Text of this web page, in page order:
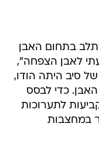
בתחום האבן
לאבן הצפחה",
סיב היתה הודו,
סוגים של האבן. כדי לבסס
לתערוכות
במחצבות